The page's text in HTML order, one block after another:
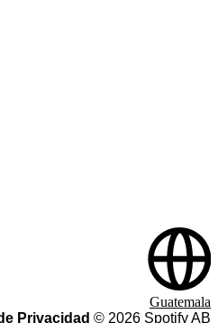
Privacidad © 2026 Spotify AB
Guatemala